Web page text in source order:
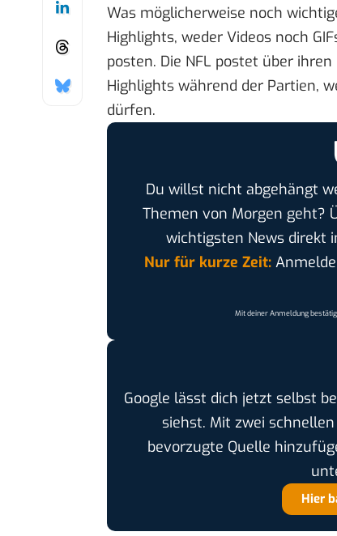
Was möglicherweise noch
Highlights, weder Videos noch
posten. Die NFL postet über
Highlights während der Partien,
dürfen.
Du willst nicht abgehängt
Themen von Morgen geht?
wichtigsten News direkt
Nur für kurze Zeit:
Mit deiner Anmeldung
Google lässt dich jetzt selbst
siehst. Mit zwei
bevorzugte Quelle
Hier